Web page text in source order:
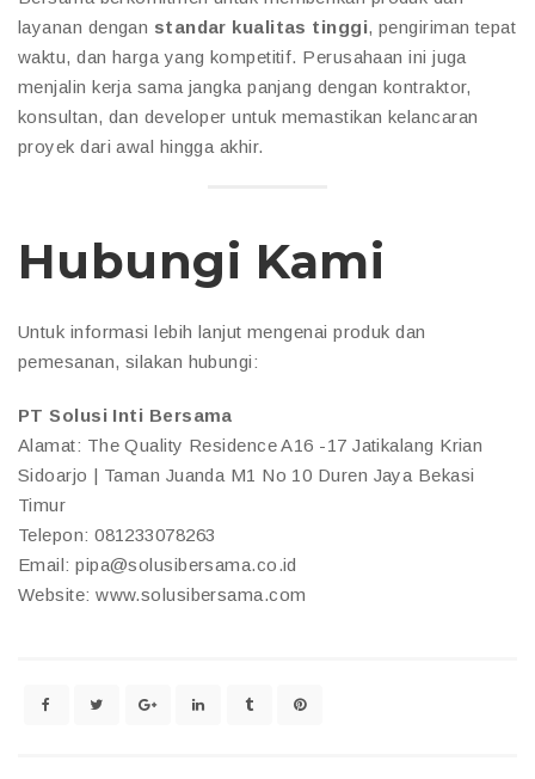
layanan dengan standar kualitas tinggi, pengiriman tepat
waktu, dan harga yang kompetitif. Perusahaan ini juga
menjalin kerja sama jangka panjang dengan kontraktor,
konsultan, dan developer untuk memastikan kelancaran
proyek dari awal hingga akhir.
Hubungi Kami
Untuk informasi lebih lanjut mengenai produk dan
pemesanan, silakan hubungi:
PT Solusi Inti Bersama
Alamat: The Quality Residence A16 -17 Jatikalang Krian
Sidoarjo | Taman Juanda M1 No 10 Duren Jaya Bekasi
Timur
Telepon: 081233078263
Email: pipa@solusibersama.co.id
Website: www.solusibersama.com